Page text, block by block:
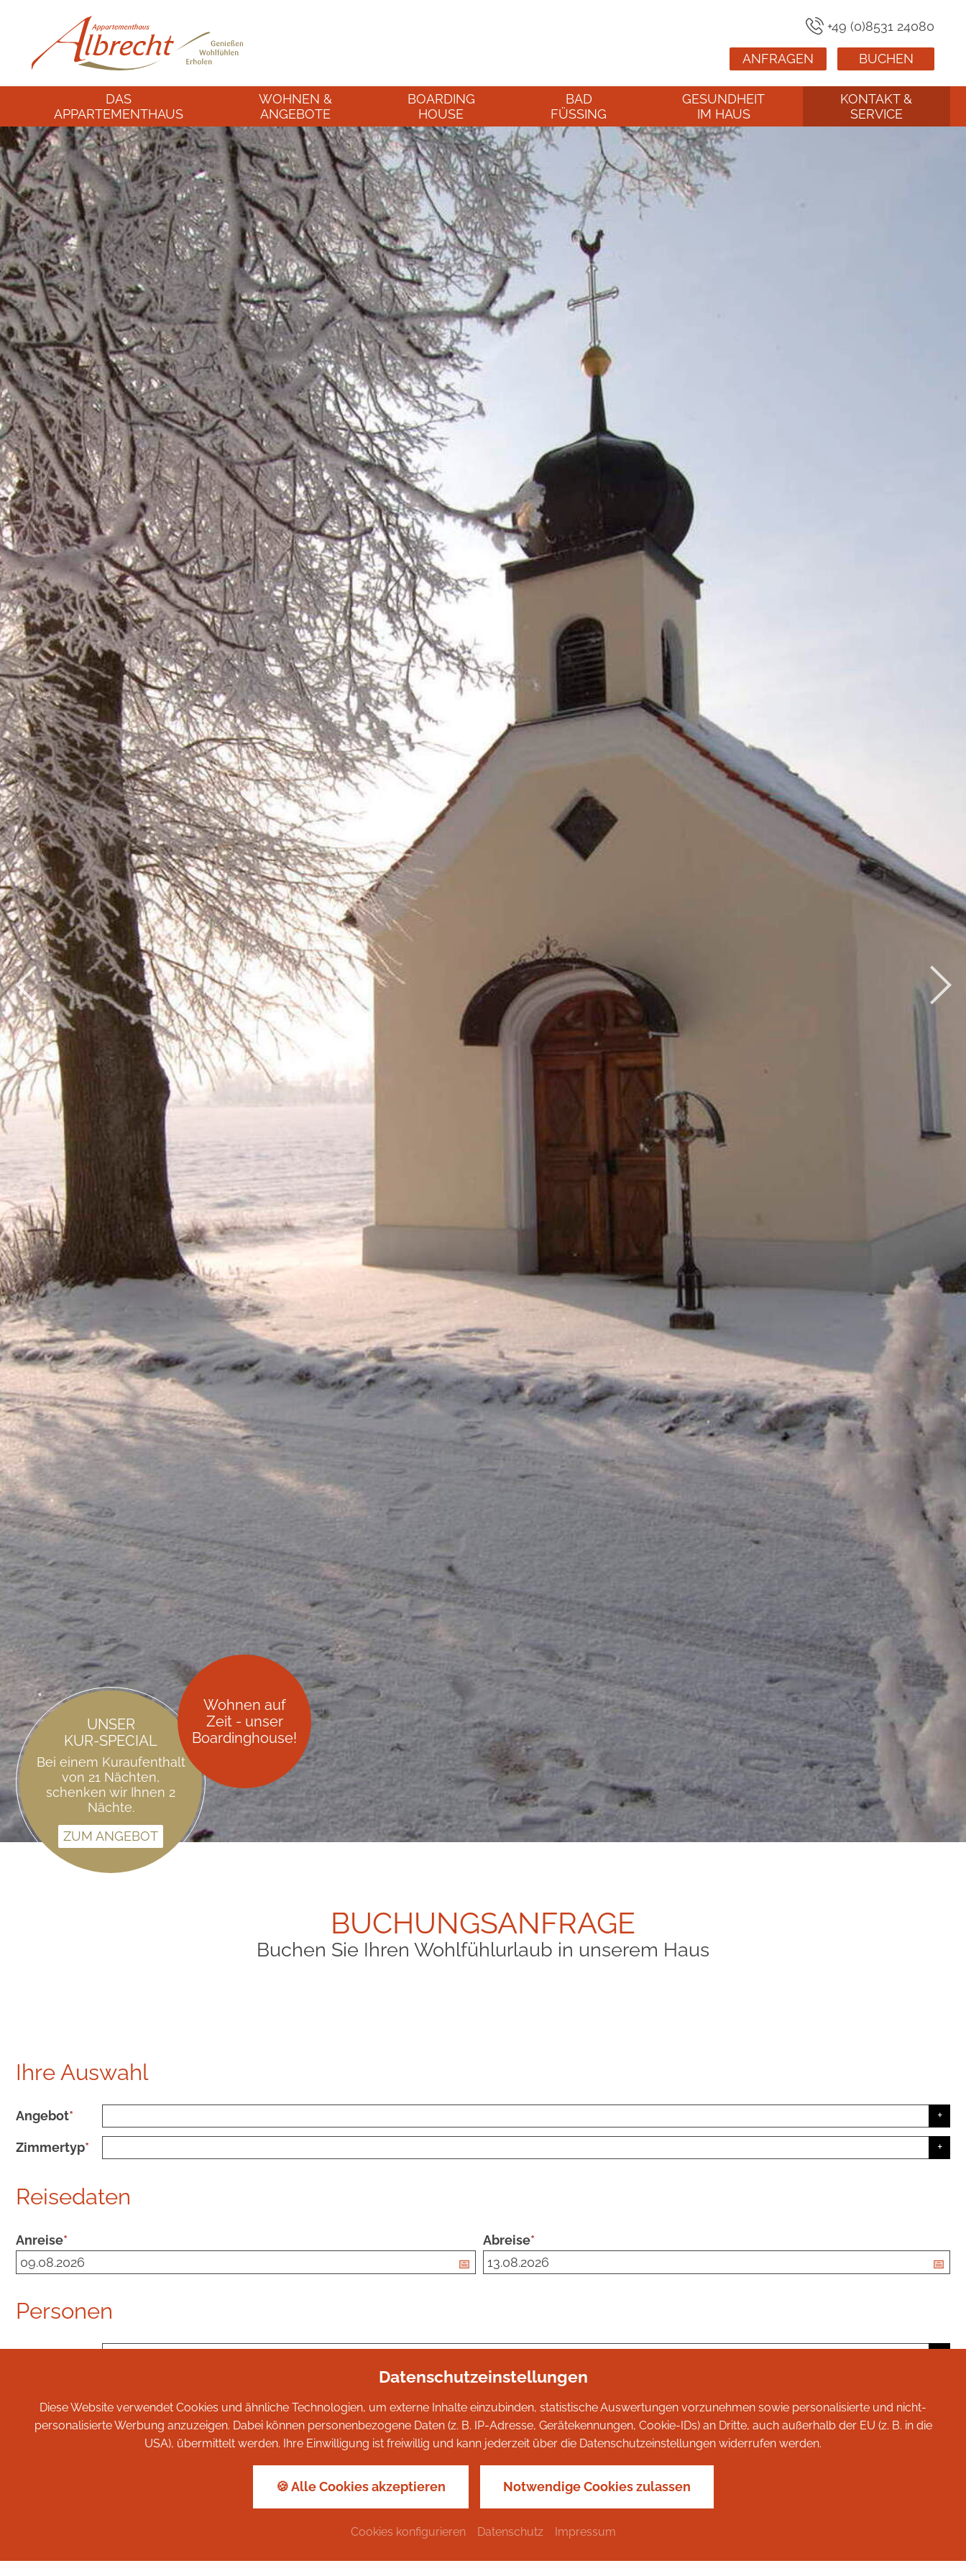
Datenschutzeinstellungen
Diese Website verwendet Cookies und ähnliche Technologien, um externe Inhalte einzubinden, statistische Auswertungen vorzunehmen sowie personalisierte und nicht-
personalisierte Werbung anzuzeigen. Dabei können personenbezogene Daten (z. B. IP-Adresse, Gerätekennungen, Cookie-IDs) an Dritte, auch außerhalb der EU (z. B. in die
USA), übermittelt werden. Ihre Einwilligung ist freiwillig und kann jederzeit über die Datenschutzeinstellungen widerrufen werden.
🍪 Alle Cookies akzeptieren Notwendige Cookies zulassen
Cookies konfigurieren Datenschutz Impressum
+49 (0)8531 24080
ANFRAGEN BUCHEN
DAS
APPARTEMENTHAUS
Herzlich Willkommen
Impressionen
Bad Füssing Wetter
WOHNEN &
ANGEBOTE
Unsere Appartements
Unsere Angebote
Radl-Woche
Appartement-Preise
BOARDING
HOUSE
Ausstattung & Service
Appartement-Preise
BAD
FÜSSING
Lage des
Appartementhauses
Bad Füssing
Thermen
Aktivitäten in der
Umgebung
GESUNDHEIT
IM HAUS
Praxis für
Allgemeinmedizin Dr.
med. Tobias Albrecht
KONTAKT &
SERVICE
UNSER
KUR-SPECIAL
Bei einem Kuraufenthalt
von 21 Nächten,
schenken wir Ihnen 2
Nächte.
ZUM ANGEBOT
Wohnen auf
Zeit - unser
Boardinghouse!
BUCHUNGSANFRAGE
Buchen Sie Ihren Wohlfühlurlaub in unserem Haus
Ihre Auswahl
Angebot*
Zimmertyp*
Reisedaten
Anreise* Abreise*
Personen
Weitere Zimmer